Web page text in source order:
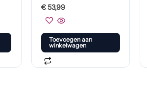
€53,99
Toevoegen aan
winkelwagen